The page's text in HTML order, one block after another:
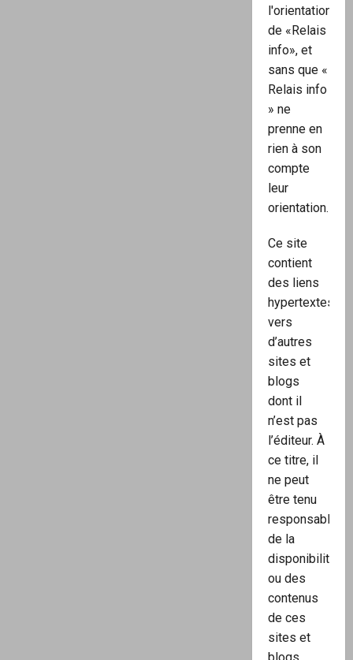
l'orientation
de «Relais
info», et
sans que «
Relais info
» ne
prenne en
rien à son
compte
leur
orientation.
Ce site
contient
des liens
hypertextes
vers
d’autres
sites et
blogs
dont il
n’est pas
l’éditeur. À
ce titre, il
ne peut
être tenu
responsable
de la
disponibilité
ou des
contenus
de ces
sites et